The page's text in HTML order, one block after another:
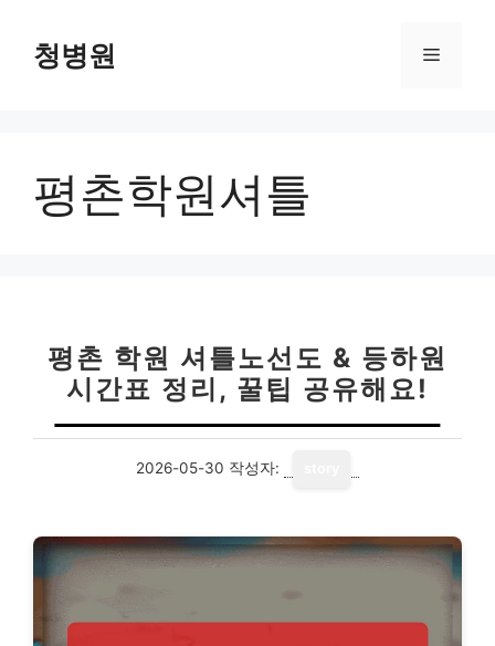
청병원 메
평촌학원셔틀
평촌 학원 셔틀노선도 & 등하원
시간표 정리, 꿀팁 공유해요!
2026-05-30 작성자: